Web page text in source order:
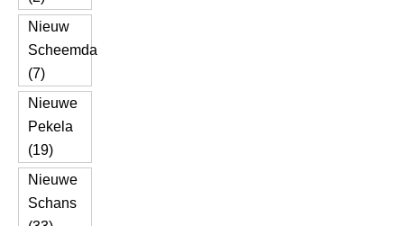
Nieuw
Scheemda
(7)
Nieuwe
Pekela
(19)
Nieuwe
Schans